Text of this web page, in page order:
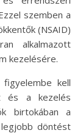
szemben a
(NSAID)
alkalmazott
kezelésére.
kell
és a kezelés
birtokában a
döntést